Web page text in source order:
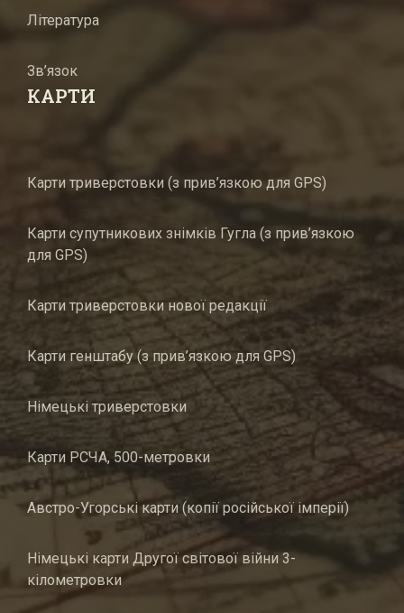
Література
Зв’язок
КАРТИ
Карти триверстовки (з прив’язкою для GPS)
Карти супутникових знімків Гугла (з прив’язкою
для GPS)
Карти триверстовки нової редакції
Карти генштабу (з прив’язкою для GPS)
Німецькі триверстовки
Карти РСЧА, 500-метровки
Австро-Угорські карти (копії російської імперії)
Німецькі карти Другої світової війни 3-
кілометровки